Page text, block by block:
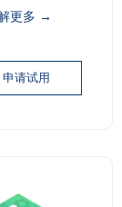
更多 →
申请试用